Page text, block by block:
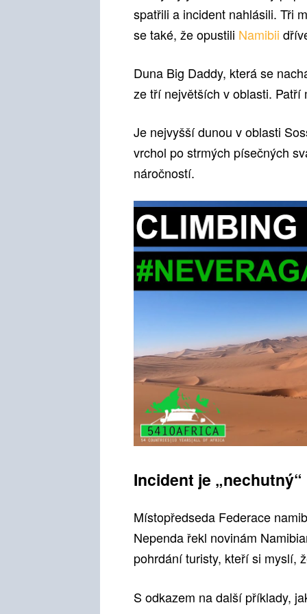
spatřili a incident nahlásili. Tři
se také, že opustili Namibii
Duna Big Daddy, která se
ze tří největších v oblasti.
Je nejvyšší dunou v oblasti
vrchol po strmých písečných
náročností.
Incident je „nechutný“
Místopředseda Federace
Nependa řekl novinám
pohrdání turisty, kteří si myslí,
S odkazem na další příklady,